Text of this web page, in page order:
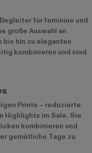
für feminine und
große Auswahl an
bis hin zu eleganten
kombinieren und sind
Prints – reduzierte
Highlights im Sale. Sie
kombinieren und
gemütliche Tage zu